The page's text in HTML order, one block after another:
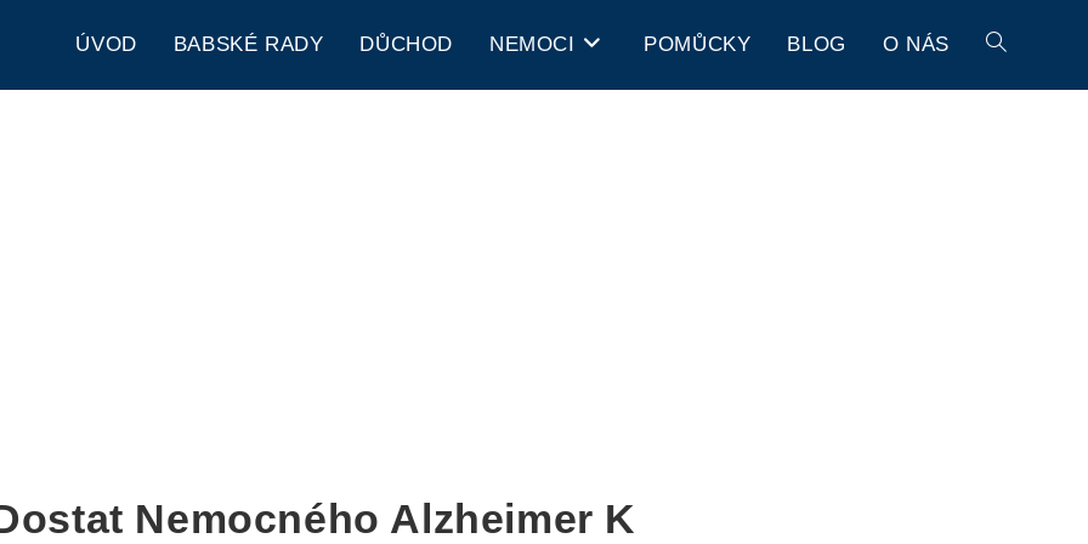
ÚVOD BABSKÉ RADY DŮCHOD NEMOCI POMŮCKY BLOG O NÁS
Nemocného Alzheimer K